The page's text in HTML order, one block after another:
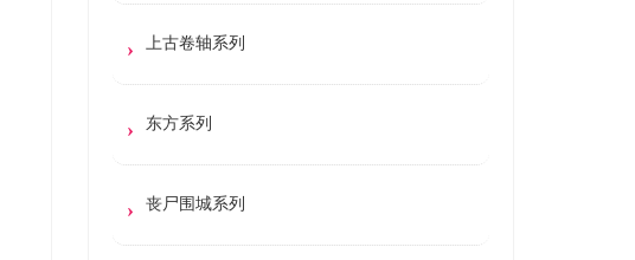
上古卷轴系列
东方系列
丧尸围城系列